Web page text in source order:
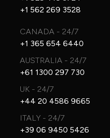
+1 562 269 3528
CANADA - 24/7
+1 365 654 6440
AUSTRALIA - 24/7
+61 1300 297 730
UK - 24/7
+44 20 4586 9665
ITALY - 24/7
+39 06 9450 5426